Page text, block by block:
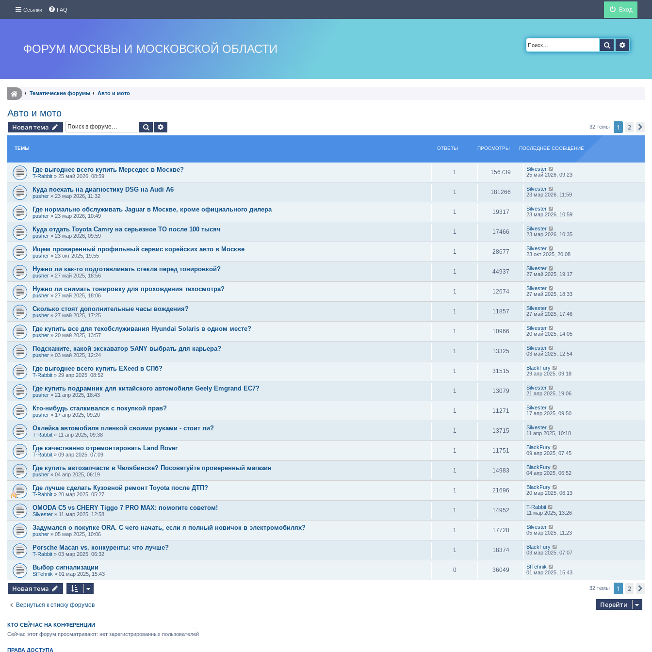
Ссылки FAQ Вход
ФОРУМ МОСКВЫ И МОСКОВСКОЙ ОБЛАСТИ Поиск
Тематические форумы Авто и мото
Авто и мото
Новая тема Поиск 32 темы 1 2
ТЕМЫ ОТВЕТЫ ПРОСМОТРЫ ПОСЛЕДНЕЕ СООБЩЕНИЕ
Где выгоднее всего купить Мерседес в Москве?
T-Rabbit » 25 май 2026, 08:59
1 156739
Silvester
25 май 2026, 09:23
Куда поехать на диагностику DSG на Audi A6
pusher » 23 мар 2026, 11:32
1 181266
Silvester
23 мар 2026, 11:59
Где нормально обслуживать Jaguar в Москве, кроме официального дилера
pusher » 23 мар 2026, 10:49
1 19317
Silvester
23 мар 2026, 10:59
Куда отдать Toyota Camry на серьезное ТО после 100 тысяч
pusher » 23 мар 2026, 09:59
1 17466
Silvester
23 мар 2026, 10:35
Ищем проверенный профильный сервис корейских авто в Москве
pusher » 23 окт 2025, 19:55
1 28677
Silvester
23 окт 2025, 20:08
Нужно ли как-то подготавливать стекла перед тонировкой?
pusher » 27 май 2025, 18:56
1 44937
Silvester
27 май 2025, 19:17
Нужно ли снимать тонировку для прохождения техосмотра?
pusher » 27 май 2025, 18:06
1 12674
Silvester
27 май 2025, 18:33
Сколько стоят дополнительные часы вождения?
pusher » 27 май 2025, 17:25
1 11857
Silvester
27 май 2025, 17:46
Где купить все для техобслуживания Hyundai Solaris в одном месте?
pusher » 20 май 2025, 13:57
1 10966
Silvester
20 май 2025, 14:05
Подскажите, какой экскаватор SANY выбрать для карьера?
pusher » 03 май 2025, 12:24
1 13325
Silvester
03 май 2025, 12:54
Где выгоднее всего купить EXeed в СПб?
T-Rabbit » 29 апр 2025, 08:52
1 31515
BlackFury
29 апр 2025, 09:18
Где купить подрамник для китайского автомобиля Geely Emgrand EC7?
pusher » 21 апр 2025, 18:43
1 13079
Silvester
21 апр 2025, 19:06
Кто-нибудь сталкивался с покупкой прав?
pusher » 17 апр 2025, 09:20
1 11271
Silvester
17 апр 2025, 09:50
Оклейка автомобиля пленкой своими руками - стоит ли?
T-Rabbit » 11 апр 2025, 09:38
1 13715
Silvester
11 апр 2025, 10:18
Где качественно отремонтировать Land Rover
T-Rabbit » 09 апр 2025, 07:09
1 11751
BlackFury
09 апр 2025, 07:45
Где купить автозапчасти в Челябинске? Посоветуйте проверенный магазин
pusher » 04 апр 2025, 06:19
1 14983
BlackFury
04 апр 2025, 06:52
Где лучше сделать Кузовной ремонт Toyota после ДТП?
T-Rabbit » 20 мар 2025, 05:27
1 21696
BlackFury
20 мар 2025, 06:13
OMODA C5 vs CHERY Tiggo 7 PRO MAX: помогите советом!
Silvester » 11 мар 2025, 12:58
1 14952
T-Rabbit
11 мар 2025, 13:26
Задумался о покупке ORA. С чего начать, если я полный новичок в электромобилях?
pusher » 05 мар 2025, 10:06
1 17728
Silvester
05 мар 2025, 11:23
Porsche Macan vs. конкуренты: что лучше?
T-Rabbit » 03 мар 2025, 06:32
1 18374
BlackFury
03 мар 2025, 07:07
Выбор сигнализации
StTehnik » 01 мар 2025, 15:43
0 36049
StTehnik
01 мар 2025, 15:43
Новая тема 32 темы 1 2
Вернуться к списку форумов Перейти
КТО СЕЙЧАС НА КОНФЕРЕНЦИИ
Сейчас этот форум просматривают: нет зарегистрированных пользователей
ПРАВА ДОСТУПА